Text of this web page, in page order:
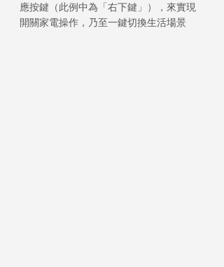
應按鍵（此例中為「右下鍵」），來實現
開關家電操作，乃至一鍵切換生活場景